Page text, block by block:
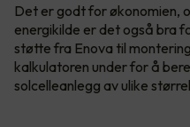
Det er godt for økonomien,
energikilde er det også bra
støtte fra Enova til
kalkulatoren under for å
solcelleanlegg av ulike